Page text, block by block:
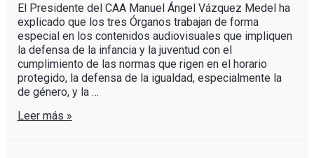
El Presidente del CAA Manuel Ángel Vázquez Medel ha
explicado que los tres Órganos trabajan de forma
especial en los contenidos audiovisuales que impliquen
la defensa de la infancia y la juventud con el
cumplimiento de las normas que rigen en el horario
protegido, la defensa de la igualdad, especialmente la
de género, y la …
Leer más »